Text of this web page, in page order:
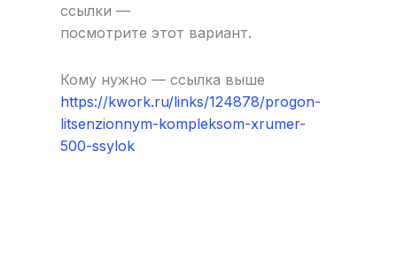
ссылки —
посмотрите этот вариант.
Кому нужно — ссылка выше
https://kwork.ru/links/124878/progon-
litsenzionnym-kompleksom-xrumer-
500-ssylok